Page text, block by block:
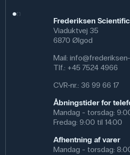
Frederiksen
Viaduktvej 35
6870 Ølgod
Mail:
Tlf.: +45 7524 4966
CVR-nr.: 36 99 66 17
Åbningstider for
Mandag - torsdag:
Fredag: 9:00 til 14:00
Afhentning af varer
Mandag - torsdag: